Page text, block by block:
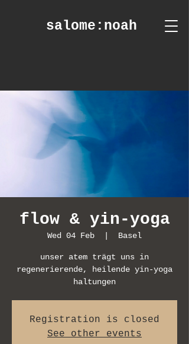
salome :noah
flow & yin-yoga
Wed 04 Feb Basel
unser atem trägt uns in
regenerierende, heilende yin-yoga
haltungen
Registration is closed
See other events